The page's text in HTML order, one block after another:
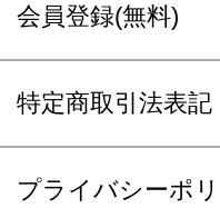
会員登録(無料)
特定商取引法表記
プライバシーポ